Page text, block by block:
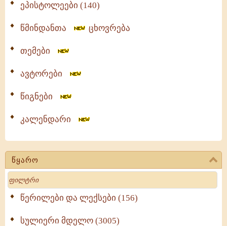
ეპისტოლეები (140)
წმინდანთა ცხოვრება
თემები
ავტორები
წიგნები
კალენდარი
წყარო
Search
წერილები და ლექსები (156)
სულიერი მდელო (3005)